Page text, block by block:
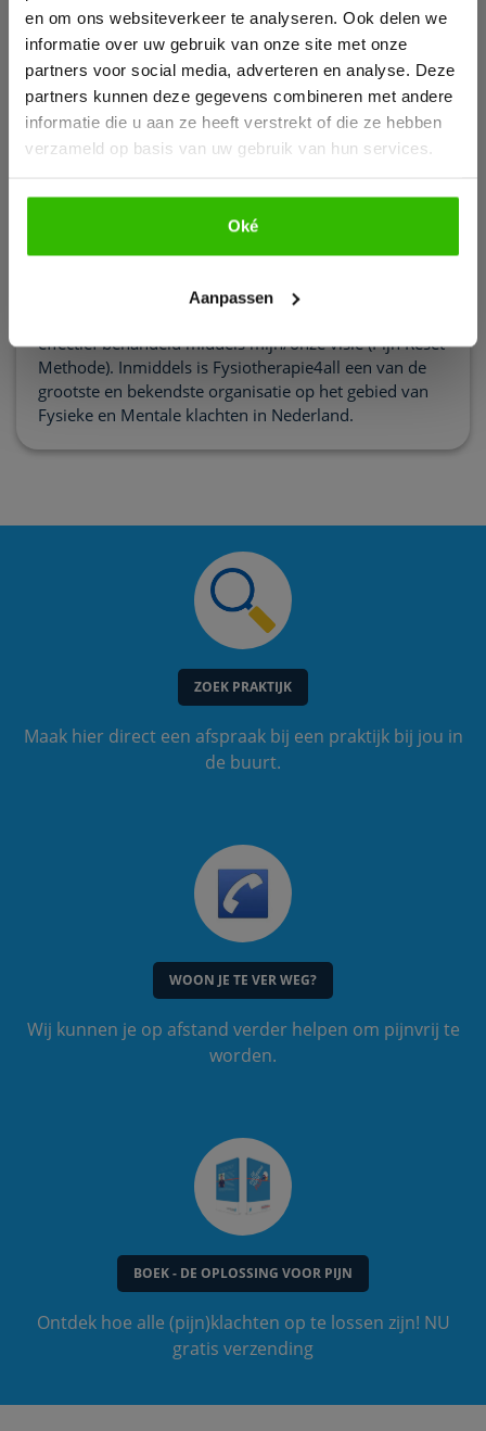
en om ons websiteverkeer te analyseren. Ook delen we
informatie over uw gebruik van onze site met onze
partners voor social media, adverteren en analyse. Deze
partners kunnen deze gegevens combineren met andere
informatie die u aan ze heeft verstrekt of die ze hebben
verzameld op basis van uw gebruik van hun services.
Oké
Aanpassen
Maikel
Korbmacher
Fysiotherapeut & Pijnspecialist
Al meer dan 15 jaar ben ik Fysiotherapeut en
pijnspecialist. Ik heb vele boeken gelezen, artikelen
klachtenvrij kan worden ongeacht wat de oorzaak is
effectief behandeld middels mijn/onze visie (Pijn Reset
Methode). Inmiddels is Fysiotherapie4all een van de
grootste en bekendste organisatie op het gebied van
Fysieke en Mentale klachten in Nederland.
ZOEK PRAKTIJK
Maak hier direct een afspraak bij een praktijk bij jou in
de buurt.
WOON JE TE VER WEG?
Wij kunnen je op afstand verder helpen om pijnvrij te
worden.
BOEK - DE OPLOSSING VOOR PIJN
Ontdek hoe alle (pijn)klachten op te lossen zijn! NU
gratis verzending
Bekijk e-book